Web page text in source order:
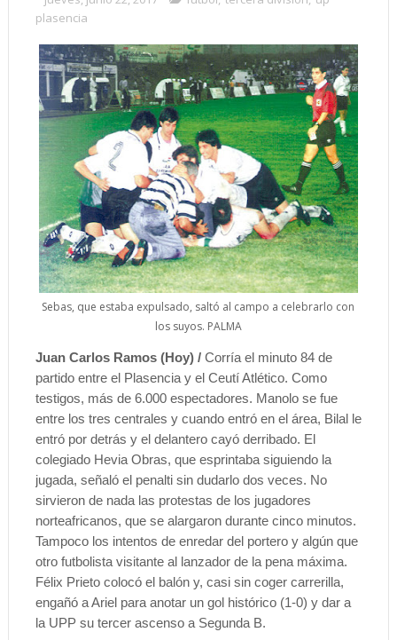
plasencia
Sebas, que estaba expulsado, saltó al campo a celebrarlo con
los suyos. PALMA
Juan Carlos Ramos (Hoy) /Corría el minuto 84 de
partido entre el Plasencia y el Ceutí Atlético. Como
testigos, más de 6.000 espectadores. Manolo se fue
entre los tres centrales y cuando entró en el área, Bilal le
entró por detrás y el delantero cayó derribado. El
colegiado Hevia Obras, que esprintaba siguiendo la
jugada, señaló el penalti sin dudarlo dos veces. No
sirvieron de nada las protestas de los jugadores
norteafricanos, que se alargaron durante cinco minutos.
Tampoco los intentos de enredar del portero y algún que
otro futbolista visitante al lanzador de la pena máxima.
Félix Prieto colocó el balón y, casi sin coger carrerilla,
engañó a Ariel para anotar un gol histórico (1-0) y dar a
la UPP su tercer ascenso a Segunda B.